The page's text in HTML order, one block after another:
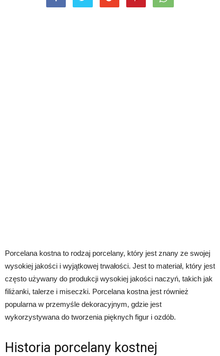
Porcelana kostna to rodzaj porcelany, który jest znany ze swojej
wysokiej jakości i wyjątkowej trwałości. Jest to materiał, który jest
często używany do produkcji wysokiej jakości naczyń, takich jak
filiżanki, talerze i miseczki. Porcelana kostna jest również
popularna w przemyśle dekoracyjnym, gdzie jest
wykorzystywana do tworzenia pięknych figur i ozdób.
Historia porcelany kostnej